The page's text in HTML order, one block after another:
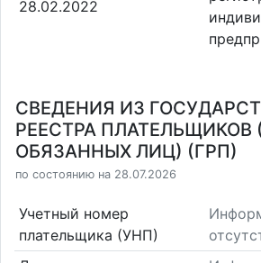
28.02.2022
СВЕДЕНИЯ ИЗ
РЕЕСТРА ПЛАТЕЛЬЩИКОВ
ОБЯЗАННЫХ ЛИЦ) (ГРП)
по состоянию на 28.07.2026
Учетный номер
плательщика (УНП)